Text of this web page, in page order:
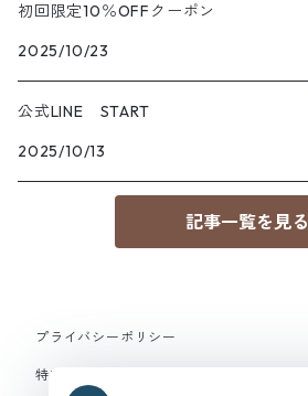
初回限定10％OFFクーポン
2025/10/23
公式LINE START
2025/10/13
記事一覧を見る
プライバシーポリシー
特定商取引法に基づく表記